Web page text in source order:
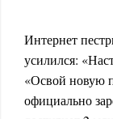
Интернет
усилился:
«Освой новую
официально